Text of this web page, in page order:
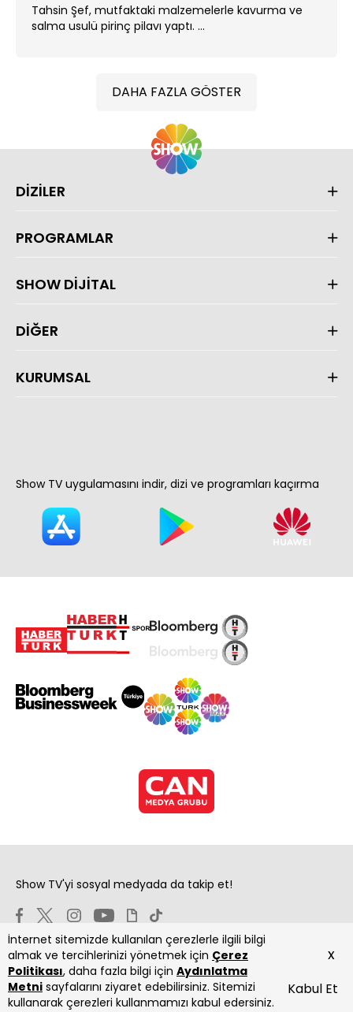
Tahsin Şef, mutfaktaki malzemelerle kavurma ve
salma usulü pirinç pilavı yaptı. ...
DAHA FAZLA GÖSTER
İnternet sitemizde kullanılan çerezlerle ilgili bilgi
almak ve tercihlerinizi yönetmek için Çerez
Politikası, daha fazla bilgi için Aydınlatma
Metni sayfalarını ziyaret edebilirsiniz. Sitemizi
kullanarak çerezleri kullanmamızı kabul edersiniz.
Kabul Et
x
DİZİLER
PROGRAMLAR
SHOW DİJİTAL
DİĞER
KURUMSAL
Show TV uygulamasını indir, dizi ve programları kaçırma
Show TV'yi sosyal medyada da takip et!
Copyright 2026 Show Televizyon Yayıncılık A.Ş.